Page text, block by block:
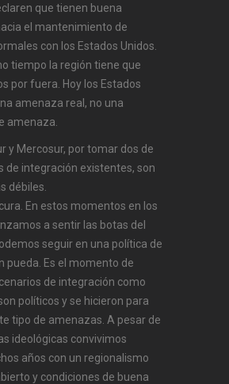
que tienen buena
el mantenimiento de
con los Estados Unidos.
tiempo la región tiene que
por fuera. Hoy los Estados
amenaza real, no una
amenaza.
y Mercosur, por tomar dos de
de integración existentes, son
débiles.
En estos momentos en los
a sentir las botas del
seguir en una política de
pueda. Es el momento de
de integración como
políticos y se hicieron para
tipo de amenazas. A pesar de
ideológicas convivimos
años con un regionalismo
y condiciones de buena